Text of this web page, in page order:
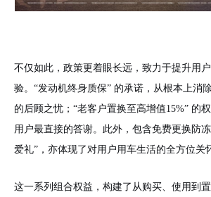
不仅如此，政策更着眼长远，致力于提升用
验。“发动机终身质保” 的承诺，从根本上消
的后顾之忧；“老客户置换至高增值15%” 的
用户最直接的答谢。此外，包含免费更换防
爱礼”，亦体现了对用户用车生活的全方位关
这一系列组合权益，构建了从购买、使用到